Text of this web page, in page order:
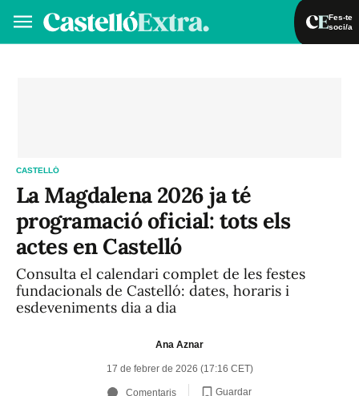
Fes-te
soci/a
CASTELLÓ
La Magdalena 2026 ja té
programació oficial: tots els
actes en Castelló
Consulta el calendari complet de les festes
fundacionals de Castelló: dates, horaris i
esdeveniments dia a dia
Ana Aznar
17 de febrer de 2026 (17:16 CET)
Comentaris Guardar